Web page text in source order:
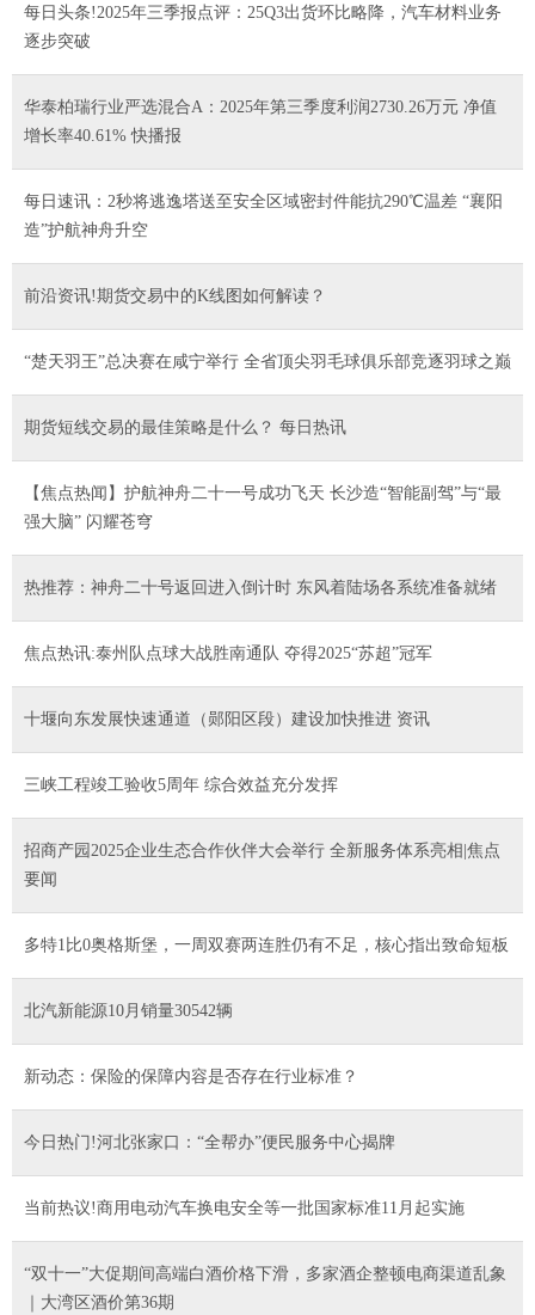
每日头条!2025年三季报点评：25Q3出货环比略降，汽车材料业务
逐步突破
华泰柏瑞行业严选混合A：2025年第三季度利润2730.26万元 净值
增长率40.61% 快播报
每日速讯：2秒将逃逸塔送至安全区域密封件能抗290℃温差 “襄阳
造”护航神舟升空
前沿资讯!期货交易中的K线图如何解读？
“楚天羽王”总决赛在咸宁举行 全省顶尖羽毛球俱乐部竞逐羽球之巅
期货短线交易的最佳策略是什么？ 每日热讯
【焦点热闻】护航神舟二十一号成功飞天 长沙造“智能副驾”与“最
强大脑” 闪耀苍穹
热推荐：神舟二十号返回进入倒计时 东风着陆场各系统准备就绪
焦点热讯:泰州队点球大战胜南通队 夺得2025“苏超”冠军
十堰向东发展快速通道（郧阳区段）建设加快推进 资讯
三峡工程竣工验收5周年 综合效益充分发挥
招商产园2025企业生态合作伙伴大会举行 全新服务体系亮相|焦点
要闻
多特1比0奥格斯堡，一周双赛两连胜仍有不足，核心指出致命短板
北汽新能源10月销量30542辆
新动态：保险的保障内容是否存在行业标准？
今日热门!河北张家口：“全帮办”便民服务中心揭牌
当前热议!商用电动汽车换电安全等一批国家标准11月起实施
“双十一”大促期间高端白酒价格下滑，多家酒企整顿电商渠道乱象
｜大湾区酒价第36期